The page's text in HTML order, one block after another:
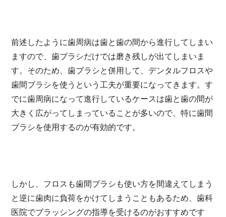
前述したように歯周病は歯と歯の間から進行してしまい
ますので、歯ブラシだけでは磨き残しが出てしまいま
す。そのため、歯ブラシと併用して、デンタルフロスや
歯間ブラシを使うという工夫が重要になってきます。す
でに歯周病になって進行しているケースは歯と歯の間が
大きく広がってしまっていることが多いので、特に歯間
ブラシを使用するのが有効的です。
しかし、フロスも歯間ブラシも使い方を間違えてしまう
と逆に歯肉に負荷をかけてしまうこともあるため、歯科
医院でブラッシングの指導を受けるのがおすすめです